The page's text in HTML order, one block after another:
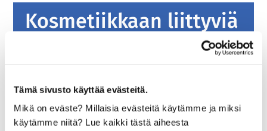
Tämä sivusto käyttää evästeitä.
Mikä on eväste? Millaisia evästeitä käytämme ja miksi
käytämme niitä? Lue kaikki tästä aiheesta
Kosmetiikkaan liittyviä
varmistetaan Euroopassa?
Tiukalla lainsäädännöllä varmistetaan, että
Euroopan unionissa myytävänä olevat